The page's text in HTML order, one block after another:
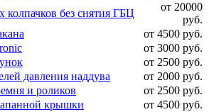
колпачков без снятия ГБЦ
от 20000
руб.
от 4500 руб.
от 3000 руб.
от 2500 руб.
давления наддува
от 2000 руб.
и роликов
от 2500 руб.
крышки
от 4500 руб.